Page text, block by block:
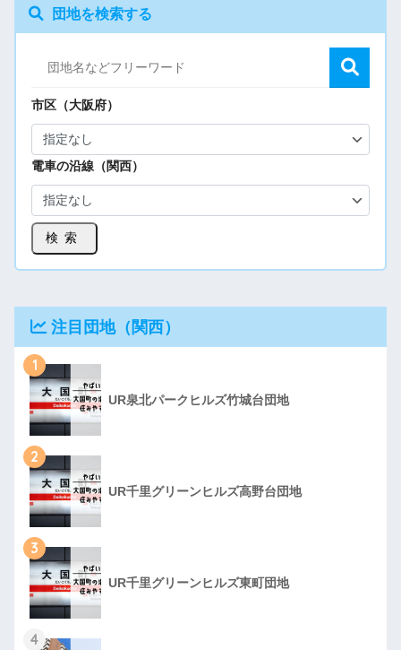
団地を検索する
市区（大阪府）
電車の沿線（関西）
検索
注目団地（関西）
1
UR泉北パークヒルズ竹城台団地
2
UR千里グリーンヒルズ高野台団地
3
UR千里グリーンヒルズ東町団地
4